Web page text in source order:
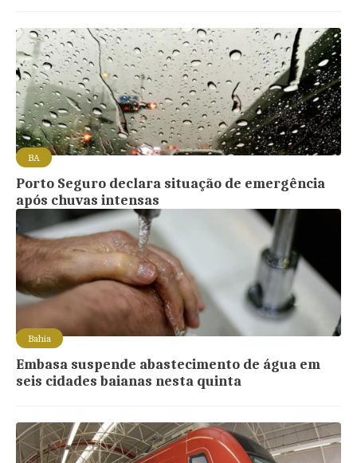
BA
Porto Seguro declara situação de emergência
após chuvas intensas
Bahia
Embasa suspende abastecimento de água em
seis cidades baianas nesta quinta